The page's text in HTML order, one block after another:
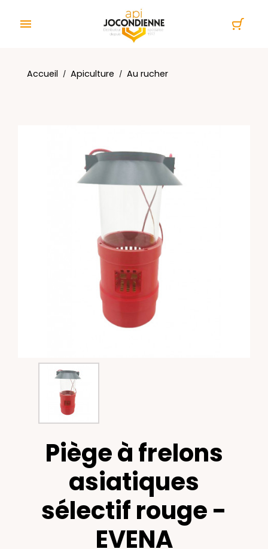

Accueil Apiculture Au rucher
Piège à frelons
asiatiques
sélectif rouge -
EVENA
Panneau de gestion des cookies